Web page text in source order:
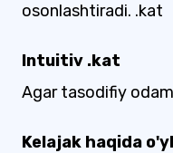
osonlashtiradi. .kat
Intuitiv .kat
Agar tasodifiy
Kelajak haqida